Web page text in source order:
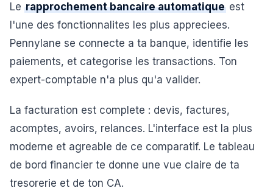
Le rapprochement bancaire automatique est
l'une des fonctionnalites les plus appreciees.
Pennylane se connecte a ta banque, identifie les
paiements, et categorise les transactions. Ton
expert-comptable n'a plus qu'a valider.
La facturation est complete : devis, factures,
acomptes, avoirs, relances. L'interface est la plus
moderne et agreable de ce comparatif. Le tableau
de bord financier te donne une vue claire de ta
tresorerie et de ton CA.